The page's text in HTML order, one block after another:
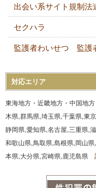
出会い系サイト規制法
セクハラ
監護者わいせつ 監護
対応エリア
東海地方・近畿地方・中国地
木県,群馬県,埼玉県,千葉県,東
静岡県,愛知県,名古屋,三重県,
和歌山県,鳥取県,島根県,岡山
本県,大分県,宮崎県,鹿児島県